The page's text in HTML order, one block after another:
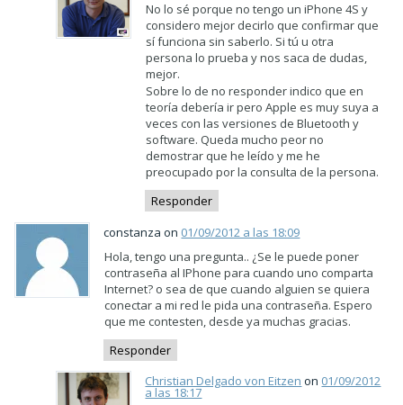
No lo sé porque no tengo un iPhone 4S y
considero mejor decirlo que confirmar que
sí funciona sin saberlo. Si tú u otra
persona lo prueba y nos saca de dudas,
mejor.
Sobre lo de no responder indico que en
teoría debería ir pero Apple es muy suya a
veces con las versiones de Bluetooth y
software. Queda mucho peor no
demostrar que he leído y me he
preocupado por la consulta de la persona.
Responder
constanza on 01/09/2012 a las 18:09
Hola, tengo una pregunta.. ¿Se le puede poner
contraseña al IPhone para cuando uno comparta
Internet? o sea de que cuando alguien se quiera
conectar a mi red le pida una contraseña. Espero
que me contesten, desde ya muchas gracias.
Responder
Christian Delgado von Eitzen on 01/09/2012
a las 18:17